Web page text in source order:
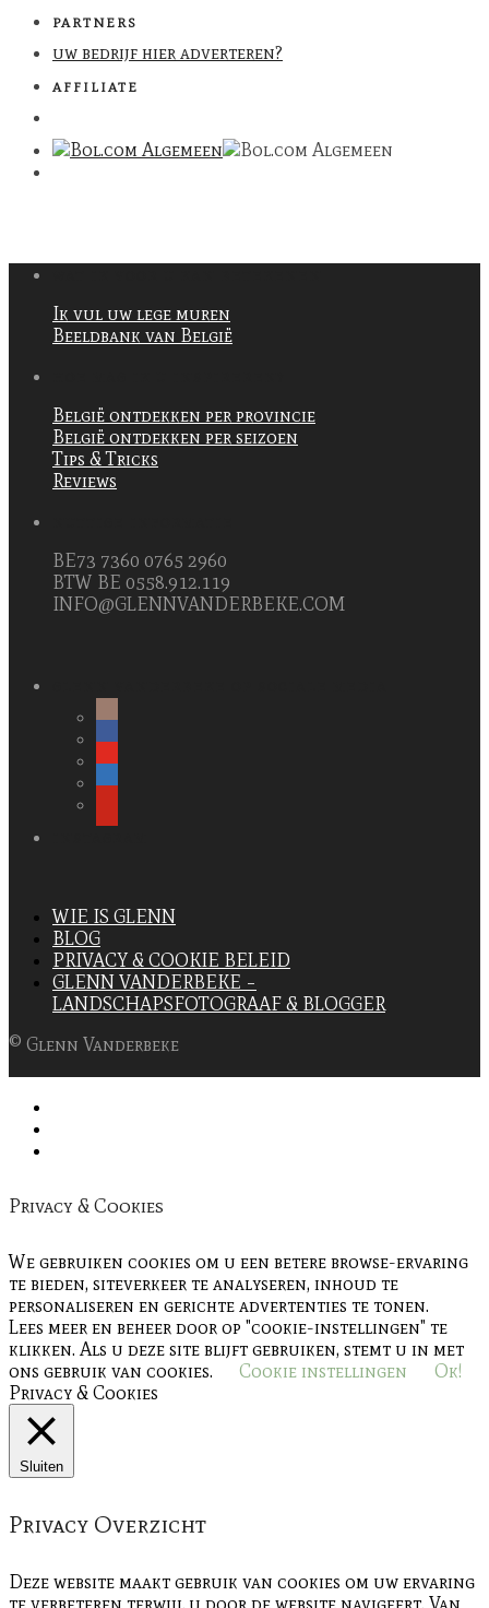
PARTNERS
uw bedrijf hier adverteren?
AFFILIATE
Ik vul uw lege muren
Beeldbank van België
België ontdekken per provincie
België ontdekken per seizoen
Tips & Tricks
Reviews
BE73 7360 0765 2960
BTW BE 0558.912.119
INFO@GLENNVANDERBEKE.COM
WIE IS GLENN
BLOG
PRIVACY & COOKIE BELEID
GLENN VANDERBEKE –
LANDSCHAPSFOTOGRAAF & BLOGGER
© Glenn Vanderbeke
Privacy & Cookies
We gebruiken cookies om u een betere browse-ervaring
te bieden, siteverkeer te analyseren, inhoud te
personaliseren en gerichte advertenties te tonen.
Lees meer en beheer door op "cookie-instellingen" te
klikken. Als u deze site blijft gebruiken, stemt u in met
ons gebruik van cookies.
Cookie instellingen
Ok!
Privacy & Cookies
Sluiten
Privacy Overzicht
Deze website maakt gebruik van cookies om uw ervaring